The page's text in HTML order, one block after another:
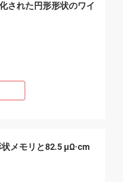
された円形形状のワイ
メモリと82.5 μΩ·cm